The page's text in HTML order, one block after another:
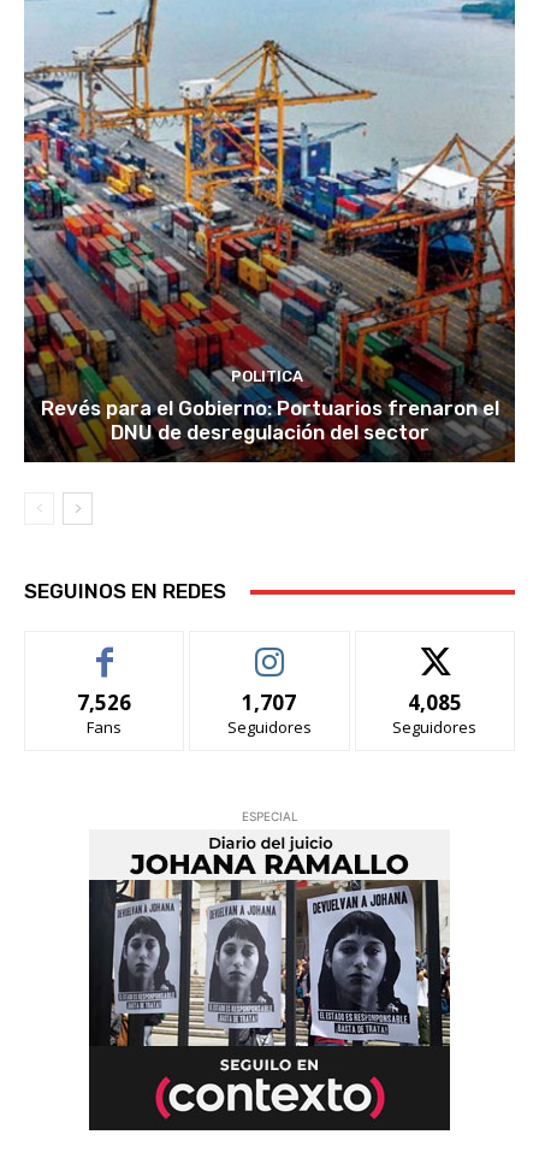
POLITICA
Revés para el Gobierno: Portuarios frenaron el
DNU de desregulación del sector
SEGUINOS EN REDES
7,526
Fans
1,707
Seguidores
4,085
Seguidores
ESPECIAL